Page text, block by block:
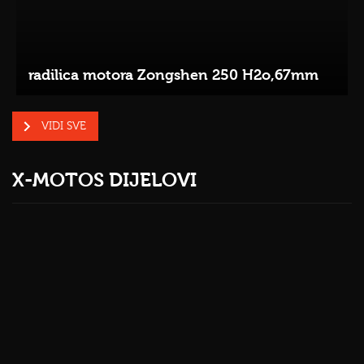
radilica motora Zongshen 250 H2o,67mm
VIDI SVE
X-MOTOS DIJELOVI